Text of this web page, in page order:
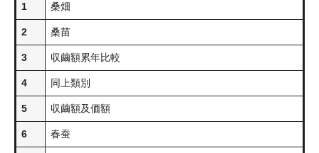
1 桑畑
2 桑苗
3 収繭額累年比較
4 同上類別
5 収繭額及価額
6 春蚕